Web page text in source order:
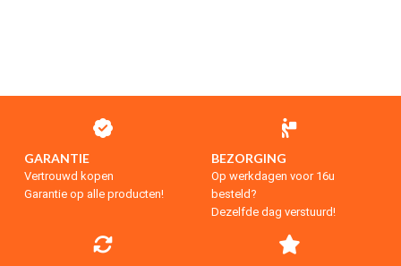
GARANTIE
Vertrouwd kopen
Garantie op alle producten!
BEZORGING
Op werkdagen voor 16u
besteld?
Dezelfde dag verstuurd!